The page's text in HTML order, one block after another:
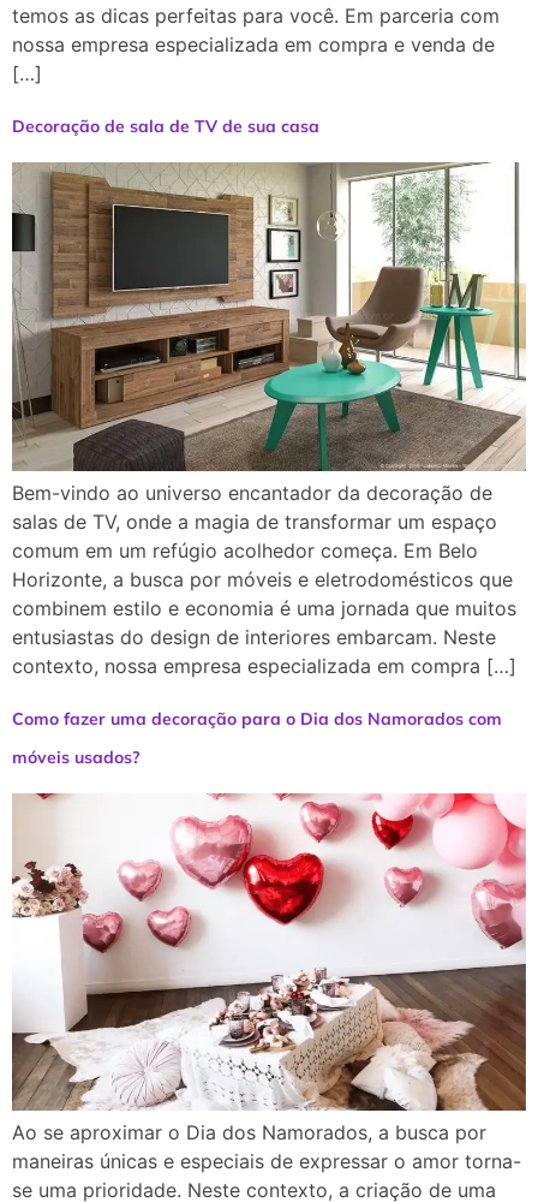
temos as dicas perfeitas para você. Em parceria com
nossa empresa especializada em compra e venda de
[…]
Decoração de sala de TV de sua casa
Bem-vindo ao universo encantador da decoração de
salas de TV, onde a magia de transformar um espaço
comum em um refúgio acolhedor começa. Em Belo
Horizonte, a busca por móveis e eletrodomésticos que
combinem estilo e economia é uma jornada que muitos
entusiastas do design de interiores embarcam. Neste
contexto, nossa empresa especializada em compra […]
Como fazer uma decoração para o Dia dos Namorados com
móveis usados?
Ao se aproximar o Dia dos Namorados, a busca por
maneiras únicas e especiais de expressar o amor torna-
se uma prioridade. Neste contexto, a criação de uma